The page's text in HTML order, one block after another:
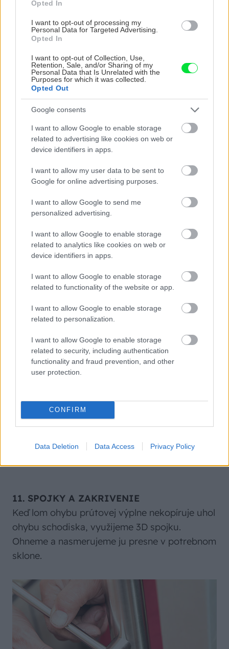
Opted In
I want to opt-out of processing my
Personal Data for Targeted Advertising.
Opted In
I want to opt-out of Collection, Use,
Retention, Sale, and/or Sharing of my
Personal Data that Is Unrelated with the
Purposes for which it was collected.
Opted Out
Google consents
I want to allow Google to enable storage
related to advertising like cookies on web or
device identifiers in apps.
I want to allow my user data to be sent to
Google for online advertising purposes.
I want to allow Google to send me
personalized advertising.
I want to allow Google to enable storage
related to analytics like cookies on web or
device identifiers in apps.
I want to allow Google to enable storage
related to functionality of the website or app.
I want to allow Google to enable storage
related to personalization.
I want to allow Google to enable storage
related to security, including authentication
functionality and fraud prevention, and other
user protection.
CONFIRM
Data Deletion Data Access Privacy Policy
Rukoväť položíme na krčky a priskrutkujeme ju.
Na záver urobíme poslednú kontrolu
vodorovnosti rukoväti.
10. ZALOMENIE ZÁBRADLIA
Na zalomenie rukoväti slúžia rúrkové spojky.
Spájame ich špeciálnym lepidlom na antikoro.
11. SPOJKY A ZAKRIVENIE
Keď lom ohybu prútovej výplne nekopíruje uhol
ohybu schodiska, využijeme 3D spojku.
Ohneme a nasmerujeme ju presne v potrebnom
sklone.